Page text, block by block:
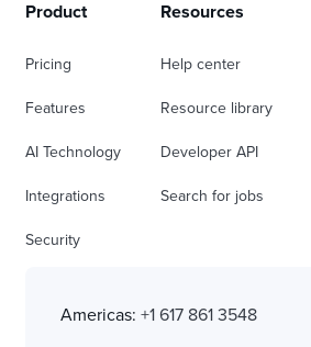
Product
Pricing
Features
AI Technology
Integrations
Security
Resources
Help center
Resource library
Developer API
Search for jobs
Americas: +1 617 861 3548